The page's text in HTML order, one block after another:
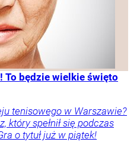
To będzie wielkie święto
tenisowego w Warszawie?
który spełnił się podczas
o tytuł już w piątek!